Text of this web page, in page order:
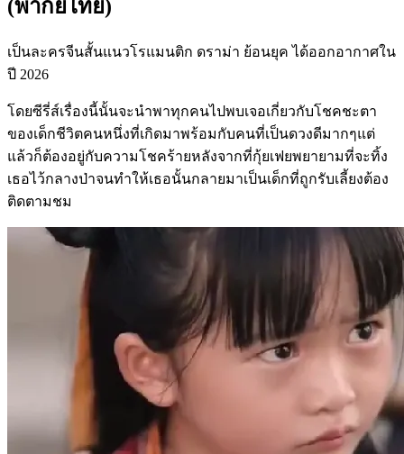
(พากย์ไทย)
เป็นละครจีนสั้นแนวโรแมนติก ดราม่า ย้อนยุค ได้ออกอากาศใน
ปี 2026
โดยซีรี่ส์เรื่องนี้นั้นจะนำพาทุกคนไปพบเจอเกี่ยวกับโชคชะตา
ของเด็กชีวิตคนหนึ่งที่เกิดมาพร้อมกับคนที่เป็นดวงดีมากๆแต่
แล้วก็ต้องอยู่กับความโชคร้ายหลังจากที่กุ้ยเฟยพยายามที่จะทิ้ง
เธอไว้กลางป่าจนทำให้เธอนั้นกลายมาเป็นเด็กที่ถูกรับเลี้ยงต้อง
ติดตามชม